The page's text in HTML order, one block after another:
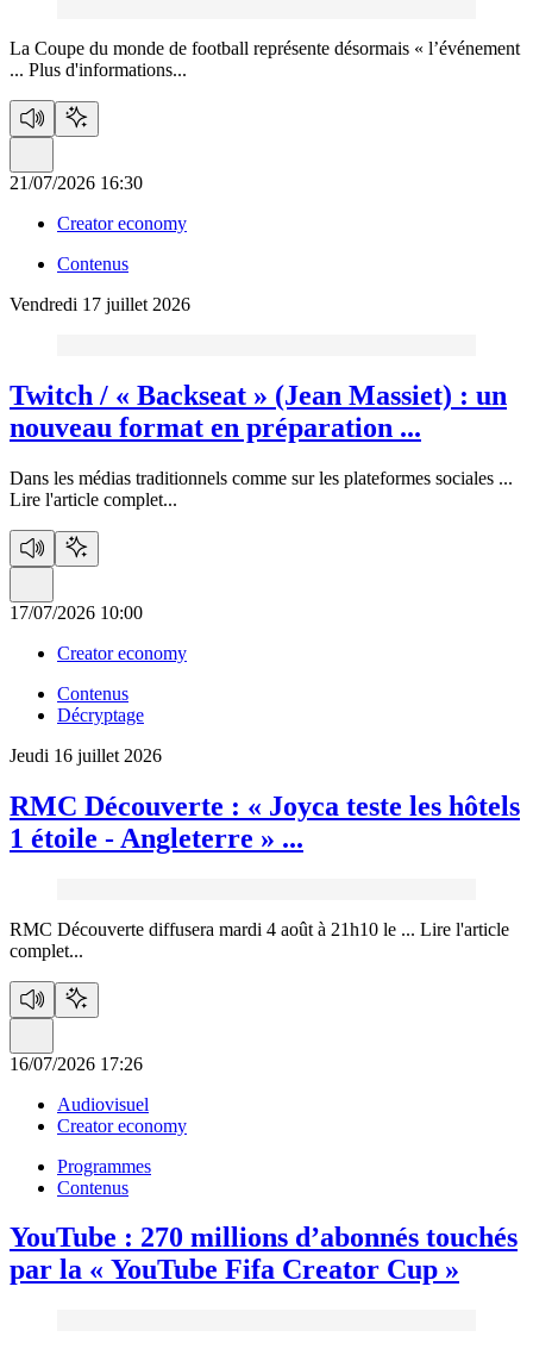
La Coupe du monde de football représente désormais « l’événement
... Plus d'informations...
21/07/2026 16:30
Creator economy
Contenus
Vendredi 17 juillet 2026
Twitch / « Backseat » (Jean Massiet) : un
nouveau format en préparation ...
Dans les médias traditionnels comme sur les plateformes sociales ...
Lire l'article complet...
17/07/2026 10:00
Creator economy
Contenus
Décryptage
Jeudi 16 juillet 2026
RMC Découverte : « Joyca teste les hôtels
1 étoile - Angleterre » ...
RMC Découverte diffusera mardi 4 août à 21h10 le ... Lire l'article
complet...
16/07/2026 17:26
Audiovisuel
Creator economy
Programmes
Contenus
YouTube : 270 millions d’abonnés touchés
par la « YouTube Fifa Creator Cup »